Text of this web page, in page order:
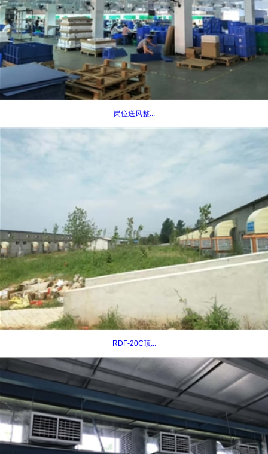
岗位送风整...
RDF-20C顶...